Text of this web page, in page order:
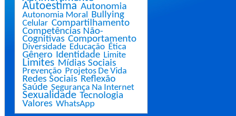
Autoestima Autonomia
Autonomia Moral Bullying
Celular Compartilhamento
Competências Não-
Cognitivas Comportamento
Diversidade Educação Ética
Gênero Identidade Limite
Limites Mídias Sociais
Prevenção Projetos De Vida
Redes Sociais Reflexão
Saúde Segurança Na Internet
Sexualidade Tecnologia
Valores WhatsApp